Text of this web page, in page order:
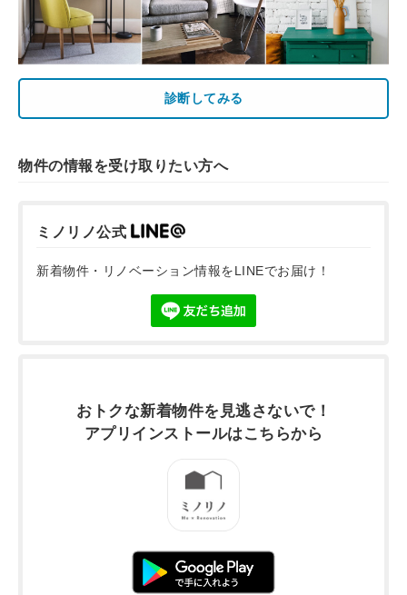
診断してみる
物件の情報を受け取りたい方へ
ミノリノ公式
新着物件・リノベーション情報をLINEでお届け！
おトクな新着物件を 見逃さないで！
アプリインストールはこちらから